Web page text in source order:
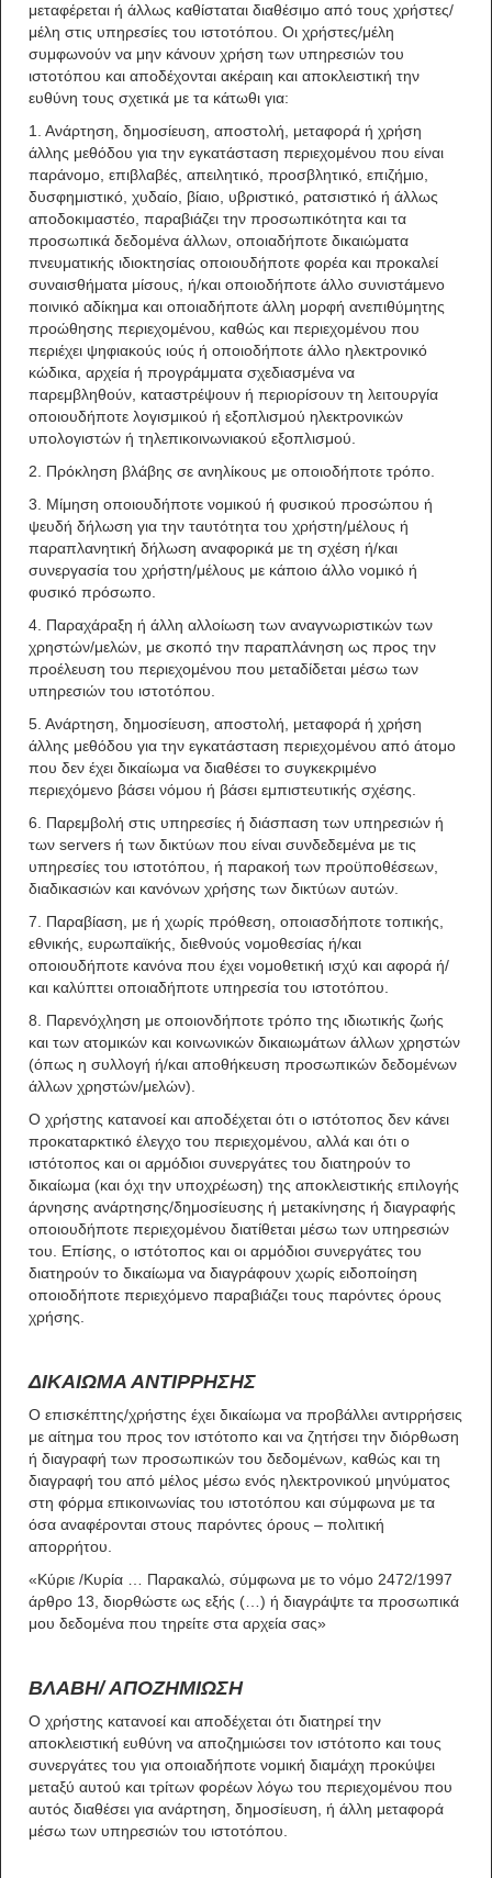
μεταφέρεται ή άλλως καθίσταται διαθέσιμο από τους χρήστες/
μέλη στις υπηρεσίες του ιστοτόπου. Οι χρήστες/μέλη
συμφωνούν να μην κάνουν χρήση των υπηρεσιών του
ιστοτόπου και αποδέχονται ακέραιη και αποκλειστική την
ευθύνη τους σχετικά με τα κάτωθι για:
1. Ανάρτηση, δημοσίευση, αποστολή, μεταφορά ή χρήση
άλλης μεθόδου για την εγκατάσταση περιεχομένου που είναι
παράνομο, επιβλαβές, απειλητικό, προσβλητικό, επιζήμιο,
δυσφημιστικό, χυδαίο, βίαιο, υβριστικό, ρατσιστικό ή άλλως
αποδοκιμαστέο, παραβιάζει την προσωπικότητα και τα
προσωπικά δεδομένα άλλων, οποιαδήποτε δικαιώματα
πνευματικής ιδιοκτησίας οποιουδήποτε φορέα και προκαλεί
συναισθήματα μίσους, ή/και οποιοδήποτε άλλο συνιστάμενο
ποινικό αδίκημα και οποιαδήποτε άλλη μορφή ανεπιθύμητης
προώθησης περιεχομένου, καθώς και περιεχομένου που
περιέχει ψηφιακούς ιούς ή οποιοδήποτε άλλο ηλεκτρονικό
κώδικα, αρχεία ή προγράμματα σχεδιασμένα να
παρεμβληθούν, καταστρέψουν ή περιορίσουν τη λειτουργία
οποιουδήποτε λογισμικού ή εξοπλισμού ηλεκτρονικών
υπολογιστών ή τηλεπικοινωνιακού εξοπλισμού.
2. Πρόκληση βλάβης σε ανηλίκους με οποιοδήποτε τρόπο.
3. Μίμηση οποιουδήποτε νομικού ή φυσικού προσώπου ή
ψευδή δήλωση για την ταυτότητα του χρήστη/μέλους ή
παραπλανητική δήλωση αναφορικά με τη σχέση ή/και
συνεργασία του χρήστη/μέλους με κάποιο άλλο νομικό ή
φυσικό πρόσωπο.
4. Παραχάραξη ή άλλη αλλοίωση των αναγνωριστικών των
χρηστών/μελών, με σκοπό την παραπλάνηση ως προς την
προέλευση του περιεχομένου που μεταδίδεται μέσω των
υπηρεσιών του ιστοτόπου.
5. Ανάρτηση, δημοσίευση, αποστολή, μεταφορά ή χρήση
άλλης μεθόδου για την εγκατάσταση περιεχομένου από άτομο
που δεν έχει δικαίωμα να διαθέσει το συγκεκριμένο
περιεχόμενο βάσει νόμου ή βάσει εμπιστευτικής σχέσης.
6. Παρεμβολή στις υπηρεσίες ή διάσπαση των υπηρεσιών ή
των servers ή των δικτύων που είναι συνδεδεμένα με τις
υπηρεσίες του ιστοτόπου, ή παρακοή των προϋποθέσεων,
διαδικασιών και κανόνων χρήσης των δικτύων αυτών.
7. Παραβίαση, με ή χωρίς πρόθεση, οποιασδήποτε τοπικής,
εθνικής, ευρωπαϊκής, διεθνούς νομοθεσίας ή/και
οποιουδήποτε κανόνα που έχει νομοθετική ισχύ και αφορά ή/
και καλύπτει οποιαδήποτε υπηρεσία του ιστοτόπου.
8. Παρενόχληση με οποιονδήποτε τρόπο της ιδιωτικής ζωής
και των ατομικών και κοινωνικών δικαιωμάτων άλλων χρηστών
(όπως η συλλογή ή/και αποθήκευση προσωπικών δεδομένων
άλλων χρηστών/μελών).
Ο χρήστης κατανοεί και αποδέχεται ότι ο ιστότοπος δεν κάνει
προκαταρκτικό έλεγχο του περιεχομένου, αλλά και ότι ο
ιστότοπος και οι αρμόδιοι συνεργάτες του διατηρούν το
δικαίωμα (και όχι την υποχρέωση) της αποκλειστικής επιλογής
άρνησης ανάρτησης/δημοσίευσης ή μετακίνησης ή διαγραφής
οποιουδήποτε περιεχομένου διατίθεται μέσω των υπηρεσιών
του. Επίσης, ο ιστότοπος και οι αρμόδιοι συνεργάτες του
διατηρούν το δικαίωμα να διαγράφουν χωρίς ειδοποίηση
οποιοδήποτε περιεχόμενο παραβιάζει τους παρόντες όρους
χρήσης.
ΔΙΚΑΙΩΜΑ ΑΝΤΙΡΡΗΣΗΣ
Ο επισκέπτης/χρήστης έχει δικαίωμα να προβάλλει αντιρρήσεις
με αίτημα του προς τον ιστότοπο και να ζητήσει την διόρθωση
ή διαγραφή των προσωπικών του δεδομένων, καθώς και τη
διαγραφή του από μέλος μέσω ενός ηλεκτρονικού μηνύματος
στη φόρμα επικοινωνίας του ιστοτόπου και σύμφωνα με τα
όσα αναφέρονται στους παρόντες όρους – πολιτική
απορρήτου.
«Κύριε /Κυρία … Παρακαλώ, σύμφωνα με το νόμο 2472/1997
άρθρο 13, διορθώστε ως εξής (…) ή διαγράψτε τα προσωπικά
μου δεδομένα που τηρείτε στα αρχεία σας»
ΒΛΑΒΗ/ ΑΠΟΖΗΜΙΩΣΗ
Ο χρήστης κατανοεί και αποδέχεται ότι διατηρεί την
αποκλειστική ευθύνη να αποζημιώσει τον ιστότοπο και τους
συνεργάτες του για οποιαδήποτε νομική διαμάχη προκύψει
μεταξύ αυτού και τρίτων φορέων λόγω του περιεχομένου που
αυτός διαθέσει για ανάρτηση, δημοσίευση, ή άλλη μεταφορά
μέσω των υπηρεσιών του ιστοτόπου.